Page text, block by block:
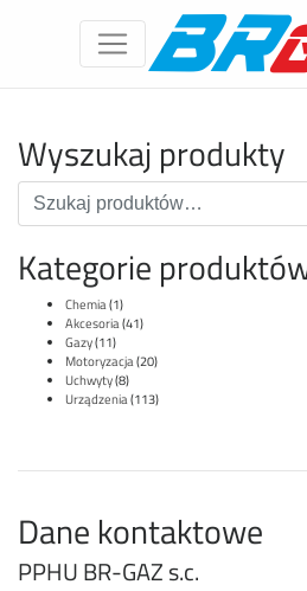
Wyszukaj produkty
Kategorie
Chemia(1)
Akcesoria(41)
Gazy(11)
Motoryzacja(20)
Uchwyty(8)
Urządzenia(113)
Dane kontaktowe
PPHU BR-GAZ s.c.